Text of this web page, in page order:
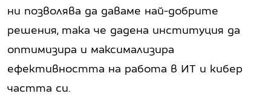
ни позволява да даваме най-добрите
решения, така че дадена институция да
оптимизира и максимализира
ефективността на работа в ИТ и кибер
частта си.